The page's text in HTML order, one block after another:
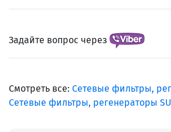
Задайте вопрос через
Смотреть все: Сетевые фильтры,
Сетевые фильтры, регенераторы